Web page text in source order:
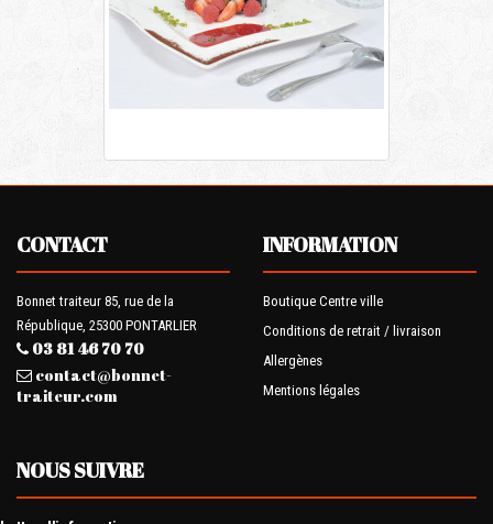
CONTACT
Bonnet traiteur 85, rue de la
République, 25300 PONTARLIER
03 81 46 70 70
contact@bonnet-
traiteur.com
INFORMATION
Boutique Centre ville
Conditions de retrait / livraison
Allergènes
Mentions légales
NOUS SUIVRE